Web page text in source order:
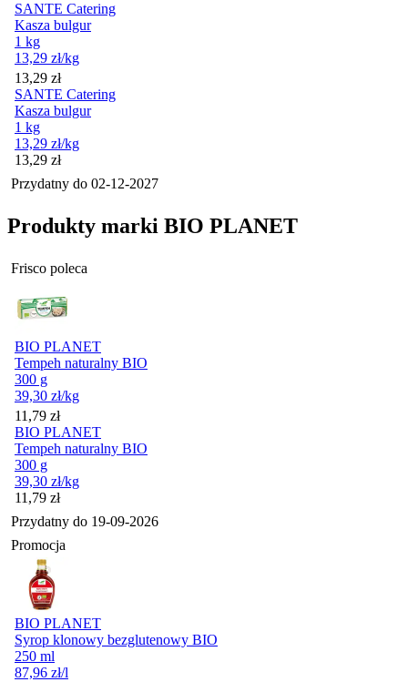
SANTE Catering
Kasza bulgur
1 kg
13,29 zł/kg
Cena
13,29 zł
SANTE Catering
Kasza bulgur
1 kg
13,29 zł/kg
Cena
13,29 zł
Przydatny do 02-12-2027
Produkty marki BIO PLANET
Frisco poleca
BIO PLANET
Tempeh naturalny BIO
300 g
39,30 zł/kg
Cena
11,79 zł
BIO PLANET
Tempeh naturalny BIO
300 g
39,30 zł/kg
Cena
11,79 zł
Przydatny do 19-09-2026
Promocja
BIO PLANET
Syrop klonowy bezglutenowy BIO
250 ml
87,96 zł/l